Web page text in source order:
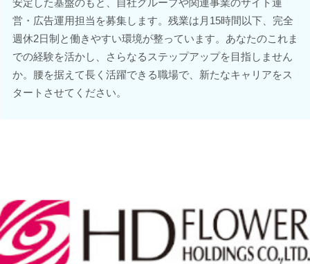
安定した基盤のもと、自社グループや関連事業のサイト運
営・広告運用担当を募集します。残業は月15時間以下、完全
週休2日制と働きやすい環境が整っています。あなたのこれま
での経験を活かし、さらなるステップアップを目指しません
か。腰を据えて長く活躍できる職場で、新たなキャリアをス
タートさせてください。